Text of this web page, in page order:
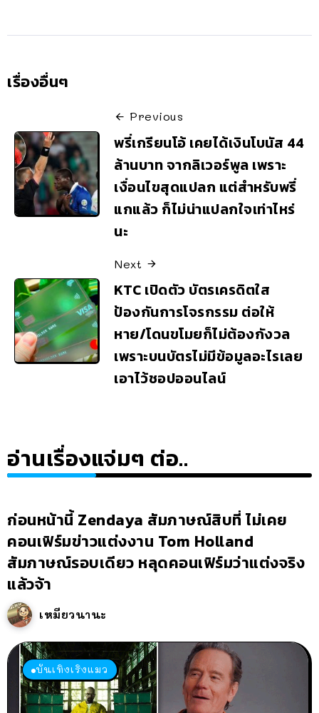
เรื่องอื่นๆ
Previous
พรี่เกรียนโอ้ เคยได้เงินโบนัส 44
ล้านบาท จากลิเวอร์พูล เพราะ
เงื่อนไขสุดแปลก แต่สำหรับพรี่
แกแล้ว ก็ไม่น่าแปลกใจเท่าไหร่
นะ
Next
KTC เปิดตัว บัตรเครดิตใส
ป้องกันการโจรกรรม ต่อให้
หาย/โดนขโมยก็ไม่ต้องกังวล
เพราะบนบัตรไม่มีข้อมูลอะไรเลย
เอาไว้ชอปออนไลน์
อ่านเรื่องแจ่มๆ ต่อ..
ก่อนหน้านี้ Zendaya สัมภาษณ์สิบที่ ไม่เคย
คอนเฟิร์มข่าวแต่งงาน Tom Holland
สัมภาษณ์รอบเดียว หลุดคอนเฟิร์มว่าแต่งจริง
แล้วจ้า
เหมียวนานะ
บันเทิงเริงแมว